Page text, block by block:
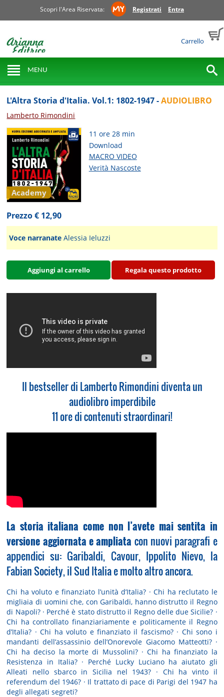
Scopri l'Area Riservata: Registrati Entra
Carrello
MENU
L'Altra Storia d'Italia. Vol.1: 1802-1947 -AUDIOLIBRO
Lamberto Rimondini
Academy
11 ore 28 min
Download
MACRO VIDEO
Verità Nascoste
Prezzo € 12,90
Voce narranate Alessia Ieluzzi
Aggiungi al carrello Regala questo prodotto
Il bestseller di Lamberto Rimondini diventa un
audiolibro imperdibile
11 ore di contenuti straordinari!
La storia italiana come non l’avete mai sentita in
versione aggiornata e ampliata con nuovi paragrafi e
appendici su: Garibaldi, Cavour, Ippolito Nievo, la
Fabian Society, il Sud Italia e molto altro ancora.
Chi ha voluto e finanziato l’unità d’Italia? · Chi ha reclutato le
migliaia di uomini che, con Garibaldi, hanno distrutto il Regno
di Napoli? · Perché è stato distrutto il Regno delle due Sicilie? ·
Chi ha controllato finanziariamente e politicamente il Regno
d’Italia? · Chi ha voluto e finanziato il fascismo? · Chi sono i
mandanti dell’assassinio dell’Onorevole Giacomo Matteotti? ·
Chi ha deciso la morte di Mussolini? · Chi ha finanziato la
Resistenza in Italia? · Perché Lucky Luciano ha aiutato gli
Alleati nello sbarco in Sicilia nel 1943? · Chi ha vinto il
referendum del 1946? · Il trattato di pace di Parigi del 1947 ha
degli allegati segreti?